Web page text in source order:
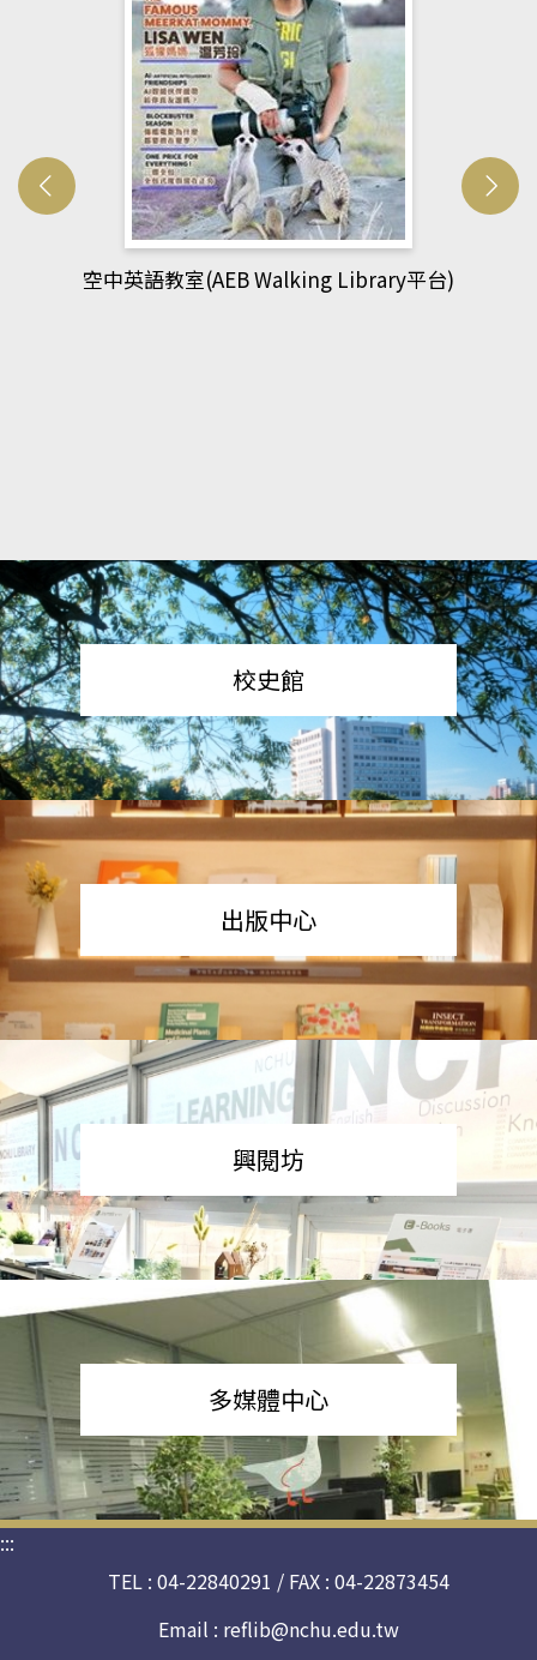
網管人(kono平台)
校史館
出版中心
興閱坊
多媒體中心
:::
TEL : 04-22840291 / FAX : 04-22873454
Email : reflib@nchu.edu.tw